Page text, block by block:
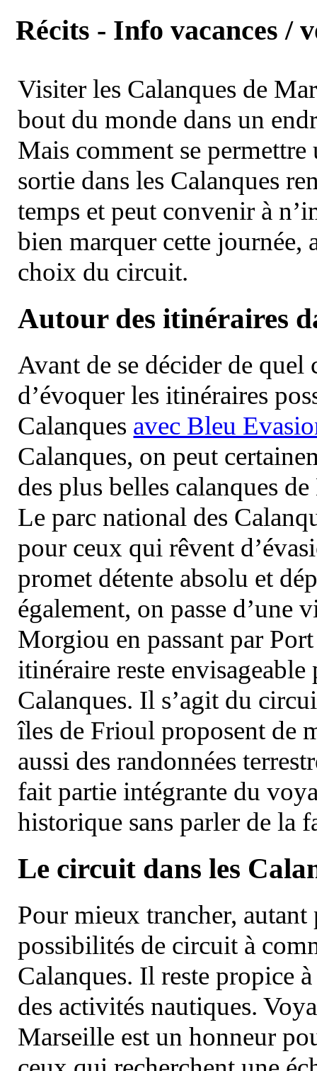
Récits - Info vacances /
Visiter les Calanques de
bout du monde dans un
Mais comment se permettre
sortie dans les Calanques
temps et peut convenir à
bien marquer cette journée,
choix du circuit.
Autour des itinéraires
Avant de se décider de
d’évoquer les itinéraires
Calanques avec Bleu
Calanques, on peut
des plus belles calanques
Le parc national des
pour ceux qui rêvent
promet détente absolu et
également, on passe d’une
Morgiou en passant par
itinéraire reste
Calanques. Il s’agit du
îles de Frioul proposent de
aussi des randonnées
fait partie intégrante du
historique sans parler de la
Le circuit dans les
Pour mieux trancher, autant
possibilités de circuit à
Calanques. Il reste propice
des activités nautiques.
Marseille est un honneur